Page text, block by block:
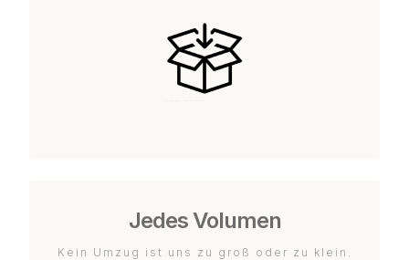
Jedes Volumen
Kein Umzug ist uns zu groß oder zu klein.